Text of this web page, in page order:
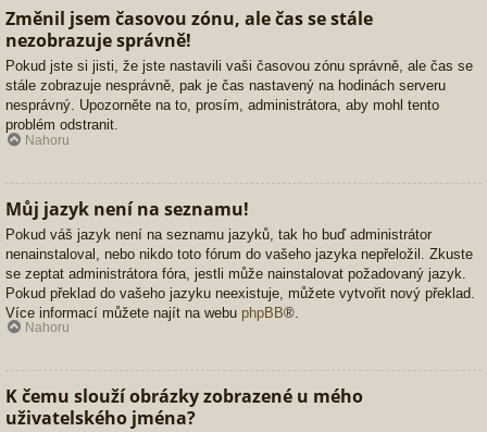
Změnil jsem časovou zónu, ale čas se stále
nezobrazuje správně!
Pokud jste si jisti, že jste nastavili vaši časovou zónu správně, ale čas se
stále zobrazuje nesprávně, pak je čas nastavený na hodinách serveru
nesprávný. Upozorněte na to, prosím, administrátora, aby mohl tento
problém odstranit.
Nahoru
Můj jazyk není na seznamu!
Pokud váš jazyk není na seznamu jazyků, tak ho buď administrátor
nenainstaloval, nebo nikdo toto fórum do vašeho jazyka nepřeložil. Zkuste
se zeptat administrátora fóra, jestli může nainstalovat požadovaný jazyk.
Pokud překlad do vašeho jazyku neexistuje, můžete vytvořit nový překlad.
Více informací můžete najít na webu phpBB®.
Nahoru
K čemu slouží obrázky zobrazené u mého
uživatelského jména?